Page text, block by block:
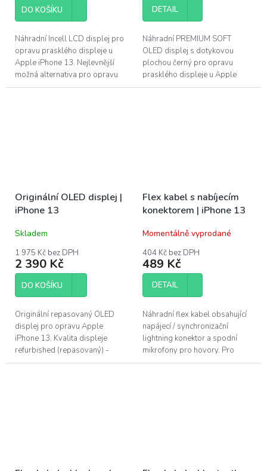
5,0
hvězdiček.
DO KOŠÍKU
Náhradní Incell LCD displej pro
opravu prasklého displeje u
Apple iPhone 13. Nejlevnější
možná alternativa pro opravu
poškozeného displeje u Apple
4,5
hvězdiček.
DETAIL
Náhradní PREMIUM SOFT
OLED displej s dotykovou
plochou černý pro opravu
prasklého displeje u Apple
iPhone 13. PREMIUM displeje
Originální OLED displej |
iPhone 13
Skladem
1 975 Kč bez DPH
2 390 Kč
DO KOŠÍKU
Originální repasovaný OLED
displej pro opravu Apple
iPhone 13. Kvalita displeje
refurbished (repasovaný) -
použitý originální OLED panel s
Flex kabel s nabíjecím
konektorem | iPhone 13
Momentálně vyprodané
404 Kč bez DPH
489 Kč
DETAIL
Náhradní flex kabel obsahující
napájecí / synchronizační
lightning konektor a spodní
mikrofony pro hovory. Pro
výměnu u Apple iPhone 13.